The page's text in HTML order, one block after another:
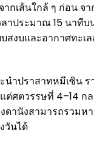
กเส้นใกล้ ๆ ก่อน จ
ลาประมาณ 15 นาที
บสงบและอากาศทะเ
นำปราสาทหมีเซิน ร
ต่ศตวรรษที่ 4–14 ก
ดานังสามารถรวมห
วันได้